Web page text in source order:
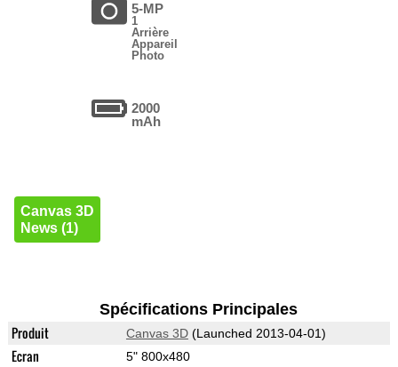
5-MP
1
Arrière
Appareil
Photo
2000
mAh
Canvas 3D
News (1)
Spécifications Principales
Produit Canvas 3D(Launched 2013-04-01)
Ecran 5" 800x480